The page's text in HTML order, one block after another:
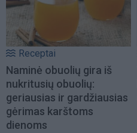
Receptai
Naminė obuolių gira iš
nukritusių obuolių:
geriausias ir gardžiausias
gėrimas karštoms
dienoms